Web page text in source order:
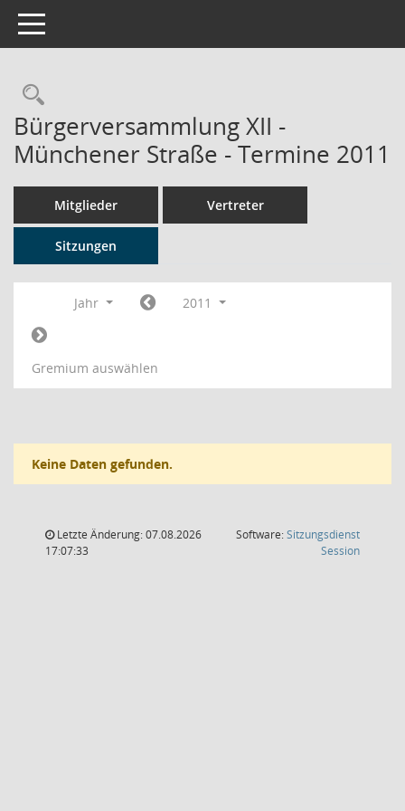
Toggle navigation
Rechercheauswahl
Bürgerversammlung XII -
Münchener Straße - Termine 2011
Mitglieder Vertreter
Sitzungen
Jahr 2011
Gremium auswählen
Keine Daten gefunden.
Letzte Änderung: 07.08.2026
17:07:33
Software:Sitzungsdienst
Session(Wird in